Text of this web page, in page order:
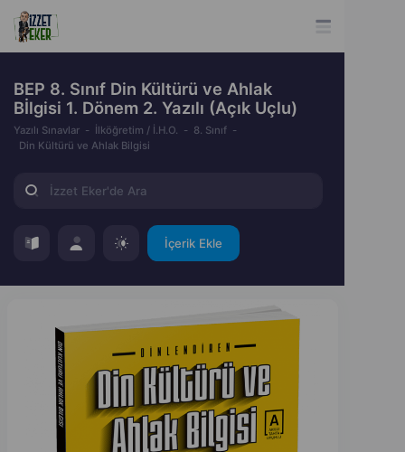
BEP 8. Sınıf Din Kültürü ve Ahlak
Bİlgisi 1. Dönem 2. Yazılı (Açık Uçlu)
Yazılı Sınavlar İlköğretim / İ.H.O.
8. Sınıf
Din Kültürü ve Ahlak Bilgisi
İçerik Ekle